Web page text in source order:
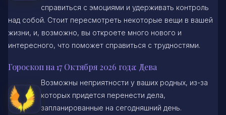
справиться с эмоциями и удерживать контроль
над собой. Стоит пересмотреть некоторые вещи в вашей
жизни, и, возможно, вы откроете много нового и
интересного, что поможет справиться с трудностями.
Гороскоп на 17 Октября 2026 года: Дева
Возможны неприятности у ваших родных, из-за
которых придется перенести дела,
запланированные на сегодняшний день.